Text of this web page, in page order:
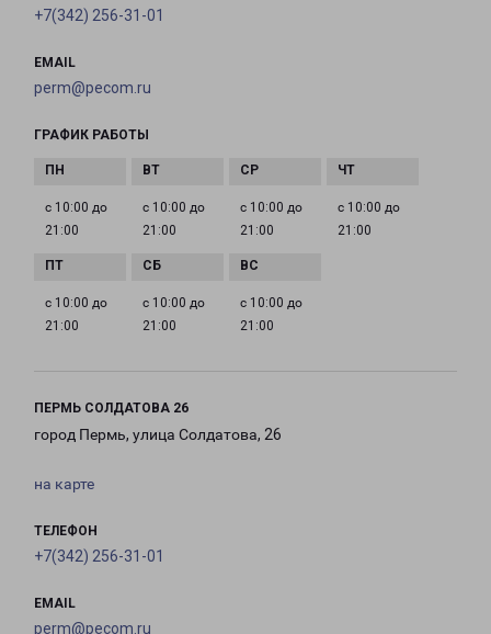
+7(342) 256-31-01
EMAIL
perm@pecom.ru
ГРАФИК РАБОТЫ
с 10:00 до
21:00
с 10:00 до
21:00
с 10:00 до
21:00
с 10:00 до
21:00
с 10:00 до
21:00
с 10:00 до
21:00
с 10:00 до
21:00
ПЕРМЬ СОЛДАТОВА 26
город Пермь, улица Солдатова, 26
на карте
ТЕЛЕФОН
+7(342) 256-31-01
EMAIL
perm@pecom.ru